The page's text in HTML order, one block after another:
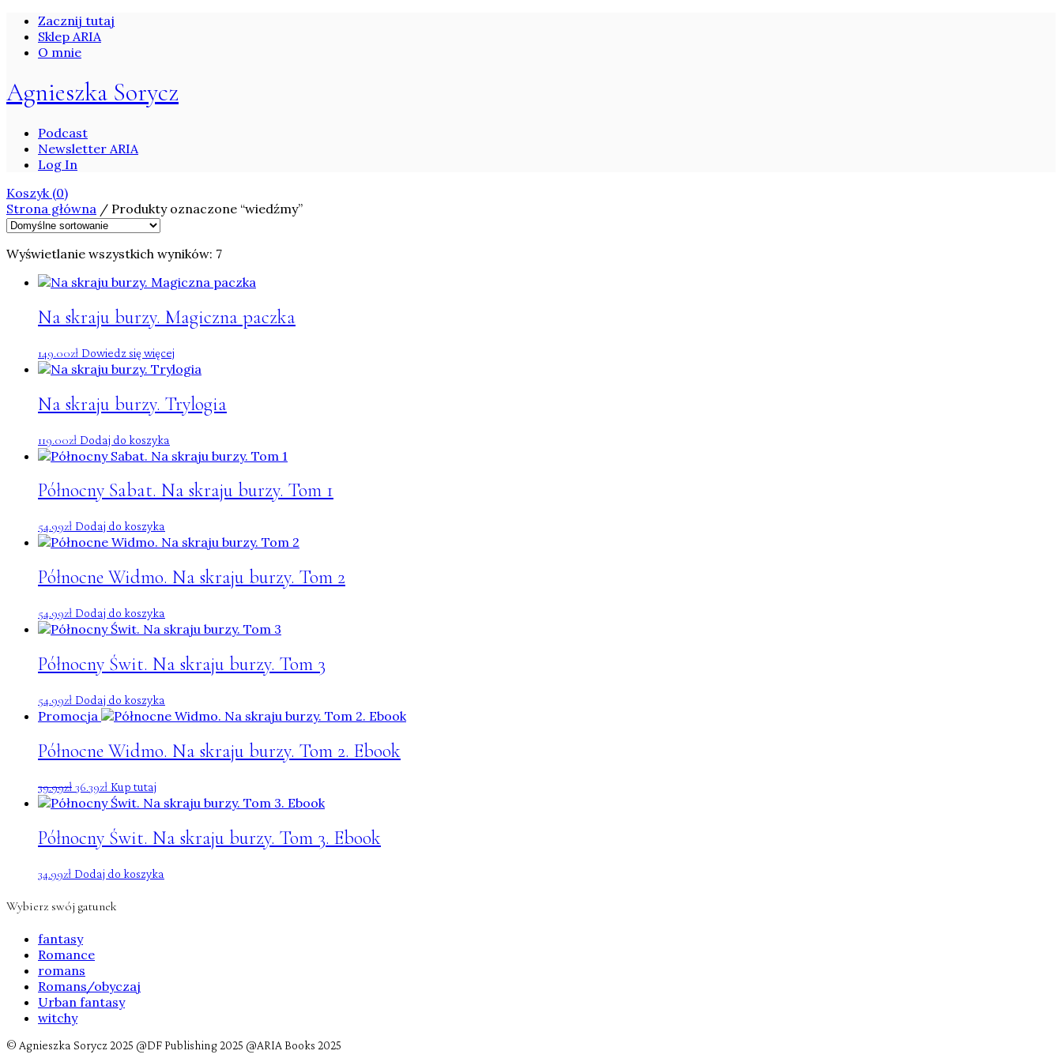
Zacznij tutaj
Sklep ARIA
O mnie
Agnieszka Sorycz
Podcast
Newsletter ARIA
Log In
Koszyk (0)
Strona główna / Produkty oznaczone “wiedźmy”
Wyświetlanie wszystkich wyników: 7
Na skraju burzy. Magiczna paczka
149.00zł Dowiedz się więcej
Na skraju burzy. Trylogia
119.00zł Dodaj do koszyka
Północny Sabat. Na skraju burzy. Tom 1
54.99zł Dodaj do koszyka
Północne Widmo. Na skraju burzy. Tom 2
54.99zł Dodaj do koszyka
Północny Świt. Na skraju burzy. Tom 3
54.99zł Dodaj do koszyka
Promocja
Północne Widmo. Na skraju burzy. Tom 2. Ebook
39.99zł 36.39zł Kup tutaj
Północny Świt. Na skraju burzy. Tom 3. Ebook
34.99zł Dodaj do koszyka
Wybierz swój gatunek
fantasy
Romance
romans
Romans/obyczaj
Urban fantasy
witchy
© Agnieszka Sorycz 2025 @DF Publishing 2025 @ARIA Books 2025